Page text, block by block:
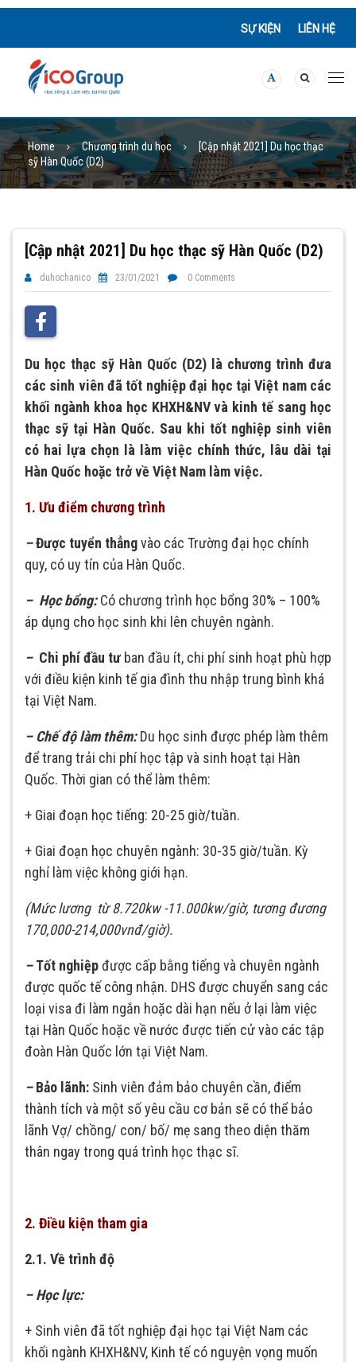
SỰ KIỆN LIÊN HỆ
Home Chương trình du học
[Cập nhật 2021] Du học thạc
sỹ Hàn Quốc (D2)
[Cập nhật 2021] Du học thạc sỹ Hàn Quốc (D2)
duhochanico 23/01/2021 0 Comments
Du học thạc sỹ Hàn Quốc (D2) là chương trình đưa
các sinh viên đã tốt nghiệp đại học tại Việt nam các
khối ngành khoa học KHXH&NV và kinh tế sang học
thạc sỹ tại Hàn Quốc. Sau khi tốt nghiệp sinh viên
có hai lựa chọn là làm việc chính thức, lâu dài tại
Hàn Quốc hoặc trở về Việt Nam làm việc.
1. Ưu điểm chương trình
–Được tuyển thẳngvào các Trường đại học chính
quy, có uy tín của Hàn Quốc.
– Học bổng:Có chương trình học bổng 30% – 100%
áp dụng cho học sinh khi lên chuyên ngành.
– Chi phí đầu tưban đầu ít, chi phí sinh hoạt phù hợp
với điều kiện kinh tế gia đình thu nhập trung bình khá
tại Việt Nam.
– Chế độ làm thêm:Du học sinh được phép làm thêm
để trang trải chi phí học tập và sinh hoạt tại Hàn
Quốc. Thời gian có thể làm thêm:
+ Giai đoạn học tiếng: 20-25 giờ/tuần.
+ Giai đoạn học chuyên ngành: 30-35 giờ/tuần. Kỳ
nghỉ làm việc không giới hạn.
(Mức lương từ 8.720kw -11.000kw/giờ, tương đương
170,000-214,000vnđ/giờ).
–Tốt nghiệpđược cấp bằng tiếng và chuyên ngành
được quốc tế công nhận. DHS được chuyển sang các
loại visa đi làm ngắn hoặc dài hạn nếu ở lại làm việc
tại Hàn Quốc hoặc về nước được tiến cử vào các tập
đoàn Hàn Quốc lớn tại Việt Nam.
–Bảo lãnh: Sinh viên đảm bảo chuyên cần, điểm
thành tích và một số yêu cầu cơ bản sẽ có thể bảo
lãnh Vợ/ chồng/ con/ bố/ mẹ sang theo diện thăm
thân ngay trong quá trình học thạc sĩ.
2. Điều kiện tham gia
2.1. Về trình độ
– Học lực:
+ Sinh viên đã tốt nghiệp đại học tại Việt Nam các
khối ngành KHXH&NV, Kinh tế có nguyện vọng muốn